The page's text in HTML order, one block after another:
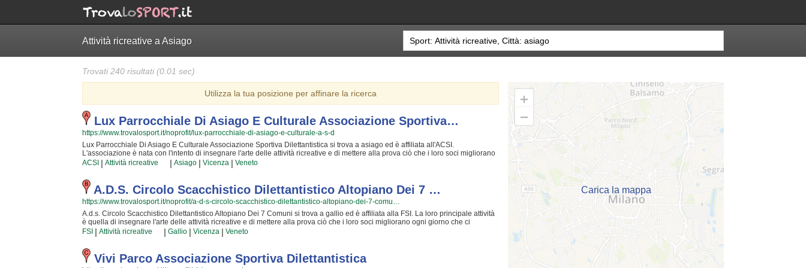
Attività ricreative a Asiago
Trovati 240 risultati (0.01 sec)
Utilizza la tua posizione per affinare la ricerca
Lux Parrocchiale Di Asiago E Culturale Associazione Sportiva…
https://www.trovalosport.it/noprofit/lux-parrocchiale-di-asiago-e-culturale-a-s-d
Lux Parrocchiale Di Asiago E Culturale Associazione Sportiva Dilettantistica si trova a asiago ed è affiliata all'ACSI.
L'associazione è nata con l'intento di insegnare l'arte delle attività ricreative e di mettere alla prova ciò che i loro soci migliorano
ogni giorno che ci frequentano! Le loro attività si svolgono in incontri settimanali e danno a tutti l'opportunità di imparare gli uni
dagli altri e di verificare i miglioramenti nel tempo, ma anche di poter confrontare idee e nuove soluzioni! I loro iscritti "storici"
sono tra i più professionali della zona e sono ormai affiatati da anni ed anni di strettissima collaborazione; per loro non c'è cosa
più bella che condividere la propria esperienza con i nuovi iscritti! Il divertimento che scaturisce facendo attività ricreative rende
questa attività davvero speciale, per cui, una volta che avrete cominciato, non potrete più farne a meno!! Prova... e vedrai! Lux
Parrocchiale Di Asiago E Culturale Associazione Sportiva Dilettantistica è una grande famiglia in cui potrai trovare un ambiente
amichevole e amichevole in cui passare davvero bene il tuo tempo libero lontano dagli affanni quotidiani. Se vuoi iscriverti o
semplicemente scoprire di più sui loro corsi puoi venire in sede o mandare un messaggio cliccando sul bottone "Contattaci"
presente nella pagina.
ACSI | Attività ricreative | Asiago | Vicenza | Veneto
A.d.s. Circolo Scacchistico Dilettantistico Altopiano Dei 7 …
https://www.trovalosport.it/noprofit/a-d-s-circolo-scacchistico-dilettantistico-altopiano-dei-7-comu…
A.d.s. Circolo Scacchistico Dilettantistico Altopiano Dei 7 Comuni si trova a gallio ed è affiliata alla FSI. La loro principale attività
è quella di insegnare l'arte delle attività ricreative e di mettere alla prova ciò che i loro soci migliorano ogni giorno che ci
frequentano! Le loro attività si svolgono in incontri settimanali e danno a chiunque l'opportunità di imparare gli uni dagli altri e di
verificare i miglioramenti nel tempo, ma anche di poter confrontare idee e nuove soluzioni! I loro iscritti "storici" sono tra i migliori
della zona e sono ormai affiatati da lustri di strettissima collaborazione; per loro non c'è attività che dia più soddisfazione che
condividere la propria esperienza con i nuovi iscritti! Il divertimento che scaturisce facendo attività ricreative rende questa attività
davvero speciale, per cui, una volta che sarete partiti, non potrete più farne a meno!! Cosa state aspettando??? A.d.s. Circolo
FSI | Attività ricreative | Gallio | Vicenza | Veneto
Vivi Parco Associazione Sportiva Dilettantistica
Carica la mappa